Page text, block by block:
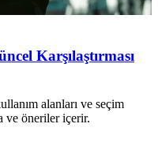
Karşılaştırması
alanları ve seçim
ve öneriler içerir.